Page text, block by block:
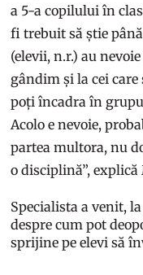
a 5-a copilului în
fi trebuit să știe
(elevii, n.r.) au
gândim și la cei
poți încadra în
Acolo e nevoie,
partea multora, nu
o disciplină”, explică
Specialista a venit,
despre cum pot
sprijine pe elevi să